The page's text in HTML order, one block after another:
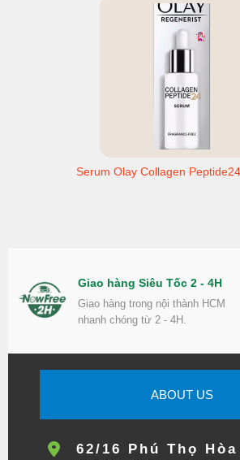
Serum Olay Collagen
Giao hàng Siêu Tốc 2 - 4H
Giao hàng trong nội thành HCM
nhanh chóng từ 2 - 4H.
ABOUT US
62/16 Phú Thọ Hòa